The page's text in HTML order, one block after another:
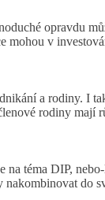
opravdu
mohou v
a rodiny. I
rodiny
na téma DIP,
nakombinovat